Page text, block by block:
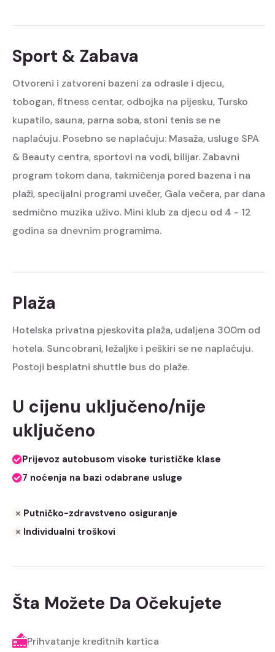
Sport & Zabava
Otvoreni i zatvoreni bazeni za odrasle i djecu,
tobogan, fitness centar, odbojka na pijesku, Tursko
kupatilo, sauna, parna soba, stoni tenis se ne
naplaćuju. Posebno se naplaćuju: Masaža, usluge SPA
& Beauty centra, sportovi na vodi, bilijar. Zabavni
program tokom dana, takmičenja pored bazena i na
plaži, specijalni programi uvečer, Gala večera, par dana
sedmično muzika uživo. Mini klub za djecu od 4 - 12
godina sa dnevnim programima.
Plaža
Hotelska privatna pjeskovita plaža, udaljena 300m od
hotela. Suncobrani, ležaljke i peškiri se ne naplaćuju.
Postoji besplatni shuttle bus do plaže.
U cijenu uključeno/nije
uključeno
Prijevoz autobusom visoke turističke klase
7 noćenja na bazi odabrane usluge
Putničko-zdravstveno osiguranje
Individualni troškovi
Šta Možete Da Očekujete
Prihvatanje kreditnih kartica